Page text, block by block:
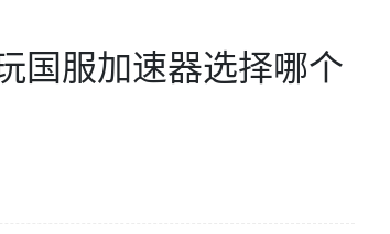
国服加速器选择哪个